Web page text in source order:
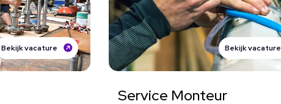
Bekijk vacature Bekijk vacature
Service Monteur